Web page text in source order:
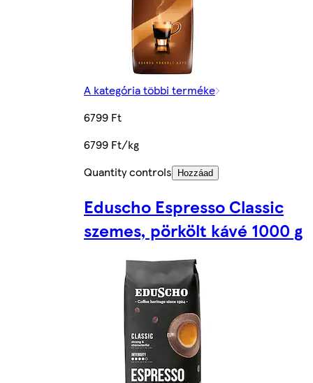
A kategória többi terméke
6799 Ft
6799 Ft/kg
Quantity controls
Hozzáad
Eduscho Espresso Classic
szemes, pörkölt kávé 1000 g